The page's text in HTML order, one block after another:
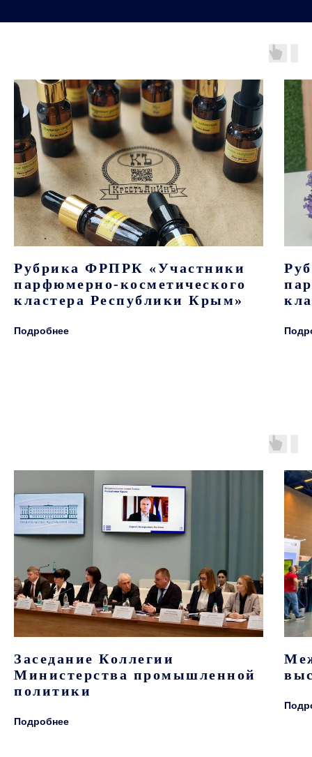
Рубрика ФРПРК «Участники
парфюмерно-косметического
кластера Республики Крым»
Подробнее
Заседание Коллегии
Министерства промышленной
политики
Подробнее